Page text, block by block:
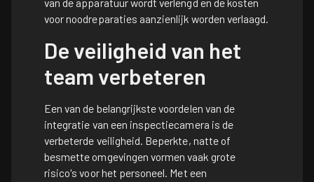
voor noodreparaties aanzienlijk worden verlaagd.
De veiligheid van het
team verbeteren
Een van de belangrijkste voordelen van de
integratie van een inspectiecamera is de
verbeterde veiligheid. Beperkte, natte of
besmette omgevingen vormen vaak grote
risico's voor het personeel. Met een